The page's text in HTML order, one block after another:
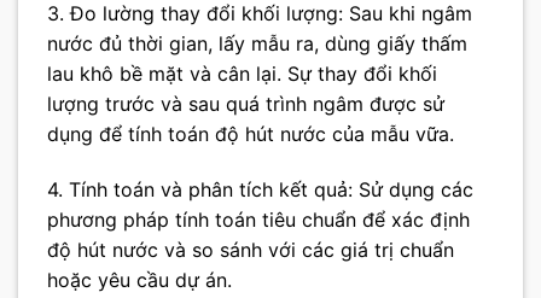
3. Đo lường thay đổi khối lượng: Sau khi ngâm
nước đủ thời gian, lấy mẫu ra, dùng giấy thấm
lau khô bề mặt và cân lại. Sự thay đổi khối
lượng trước và sau quá trình ngâm được sử
dụng để tính toán độ hút nước của mẫu vữa.
4. Tính toán và phân tích kết quả: Sử dụng các
phương pháp tính toán tiêu chuẩn để xác định
độ hút nước và so sánh với các giá trị chuẩn
hoặc yêu cầu dự án.